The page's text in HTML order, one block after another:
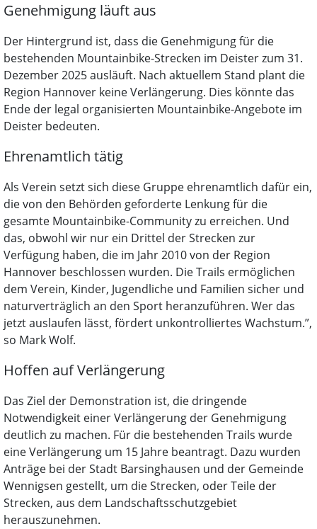
Genehmigung läuft aus
Der Hintergrund ist, dass die Genehmigung für die
bestehenden Mountainbike-Strecken im Deister zum 31.
Dezember 2025 ausläuft. Nach aktuellem Stand plant die
Region Hannover keine Verlängerung. Dies könnte das
Ende der legal organisierten Mountainbike-Angebote im
Deister bedeuten.
Ehrenamtlich tätig
Als Verein setzt sich diese Gruppe ehrenamtlich dafür ein,
die von den Behörden geforderte Lenkung für die
gesamte Mountainbike-Community zu erreichen. Und
das, obwohl wir nur ein Drittel der Strecken zur
Verfügung haben, die im Jahr 2010 von der Region
Hannover beschlossen wurden. Die Trails ermöglichen
dem Verein, Kinder, Jugendliche und Familien sicher und
naturverträglich an den Sport heranzuführen. Wer das
jetzt auslaufen lässt, fördert unkontrolliertes Wachstum.”,
so Mark Wolf.
Hoffen auf Verlängerung
Das Ziel der Demonstration ist, die dringende
Notwendigkeit einer Verlängerung der Genehmigung
deutlich zu machen. Für die bestehenden Trails wurde
eine Verlängerung um 15 Jahre beantragt. Dazu wurden
Anträge bei der Stadt Barsinghausen und der Gemeinde
Wennigsen gestellt, um die Strecken, oder Teile der
Strecken, aus dem Landschaftsschutzgebiet
herauszunehmen.